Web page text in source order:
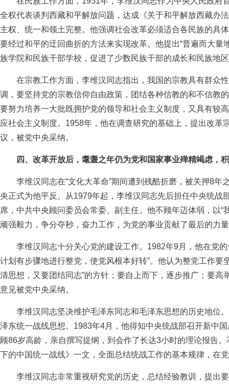
全权代表谈判西藏和平解放问题，达成《关于和平解放西藏办
主权、统一和领土完整。他强调社会改革必须适合各民族的具
要经过和平的迂回曲折的方法来实现改革。他提出“普遍而大量
族学院和民族干部学校，促进了少数民族干部的成长和民族地
在宗教工作方面，李维汉同志指出，我国的宗教具有群众
调，要坚持党的宗教信仰自由政策，团结各种信教的和不信教
要努力培养一大批既拥护党的领导和社会主义制度，又具有较
应社会主义制度。1958年，他在调查研究的基础上，提出改革
议，被党中央采纳。
四、改革开放后，耄耋之年仍为党和国家事业殚精竭虑，
李维汉同志在“文化大革命”期间遭到残酷折磨，被关押8年
央正式为他平反。从1979年起，李维汉同志先后担任中央统战
席，中共中央顾问委员会常委、副主任。他不顾年迈体弱，以“
顽强毅力，争分夺秒，奋力工作，为党的事业贡献了最后的力
李维汉同志十分关心党的建设工作。1982年9月，他在党的
计划有步骤地进行整党，使党风根本好转”。他认为整党工作要
清思想，又要团结同志”的方针；要自上而下，逐步推广；要高
意见被党中央采纳。
李维汉同志坚决维护毛泽东同志和毛泽东思想的历史地位
泽东统一战线思想。1983年4月，他得知中央统战部召开新中
顾86岁高龄，亲自撰写提纲，到会作了长达3小时的理论报告
下的中国统一战线》一文，全面总结统战工作的基本规律，在
李维汉同志非常重视研究党的历史，总结经验教训，提出要